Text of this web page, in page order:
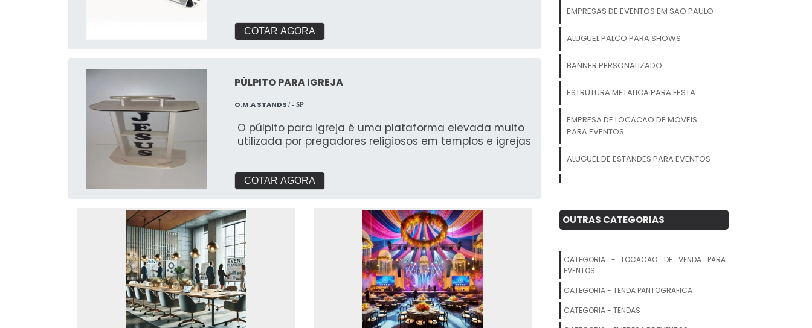
COTAR AGORA
PÚLPITO PARA IGREJA
O.M.A STANDS/ - SP
O púlpito para igreja é uma plataforma elevada muito
utilizada por pregadores religiosos em templos e igrejas
COTAR AGORA
EMPRESAS DE EVENTOS EM SAO PAULO
ALUGUEL PALCO PARA SHOWS
BANNER PERSONALIZADO
ESTRUTURA METALICA PARA FESTA
EMPRESA DE LOCACAO DE MOVEIS
PARA EVENTOS
ALUGUEL DE ESTANDES PARA EVENTOS
ALUGUEL DE PALCO PARA EVENTOS EM
SP
EVENTOS
ALUGUEL DE MICROONDAS EM SP
OUTRAS CATEGORIAS
CATEGORIA - LOCACAO DE VENDA PARA
EVENTOS
CATEGORIA - TENDA PANTOGRAFICA
CATEGORIA - TENDAS